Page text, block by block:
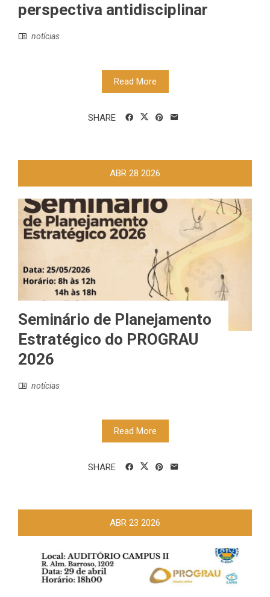
perspectiva antidisciplinar
notícias
Read More
SHARE
ABR 28 2026
Seminário de Planejamento
Estratégico do PROGRAU
2026
notícias
Read More
SHARE
ABR 23 2026